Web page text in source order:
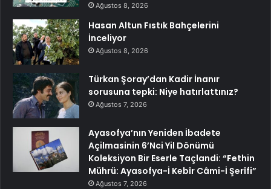
Ağustos 8, 2026
Hasan Altun Fıstık Bahçelerini
İnceliyor
Ağustos 8, 2026
Türkan Şoray’dan Kadir İnanır
sorusuna tepki: Niye hatırlattınız?
Ağustos 7, 2026
Ayasofya’nın Yeniden İbadete
Açilmasinin 6’Nci Yil Dönümü
Koleksiyon Bir Eserle Taçlandi: “Fethin
Mührü: Ayasofya-İ Kebîr Câmi-İ Şerîfi”
Ağustos 7, 2026